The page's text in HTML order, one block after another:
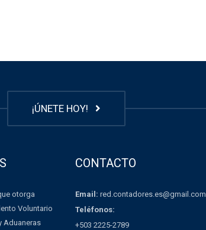
¡ÚNETE HOY!
otorga
Voluntario
Aduaneras
CONTACTO
Email: red.contadores.es@gmail.com
Teléfonos:
+503 2225-2789